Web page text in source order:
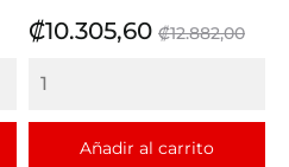
Precio
₡10.305,60 Precio
₡12.882,00
Añadir al carrito